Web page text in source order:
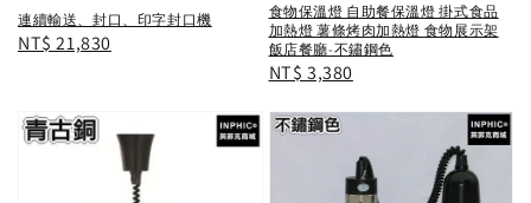
連續輸送、封口、印字封口機
Regular
NT$ 21,830
食物保溫燈 自助餐保溫燈 掛式食品
加熱燈 薯條烤肉加熱燈 食物展示架
飯店餐廳-不鏽鋼色
Regular
NT$ 3,380